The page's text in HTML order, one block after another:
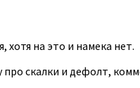
хотя на это и намека нет.
скалки и дефолт,